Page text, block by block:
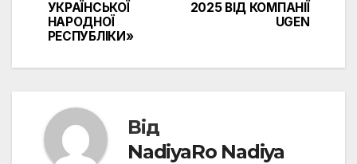
2025 ВІД КОМПАНІЇ
UGEN
УКРАЇНСЬКОЇ
НАРОДНОЇ
РЕСПУБЛІКИ»
Від
NadiyaRo Nadiya